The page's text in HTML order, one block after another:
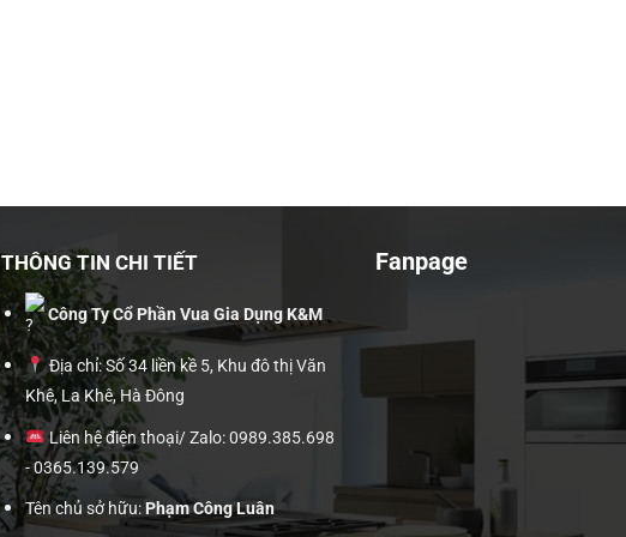
THÔNG TIN CHI TIẾT
Công Ty Cổ Phần Vua Gia Dụng K&M
Địa chỉ: Số 34 liền kề 5, Khu đô thị Văn
Khê, La Khê, Hà Đông
Liên hệ điện thoại/ Zalo: 0989.385.698
- 0365.139.579
Tên chủ sở hữu: Phạm Công Luân
Fanpage